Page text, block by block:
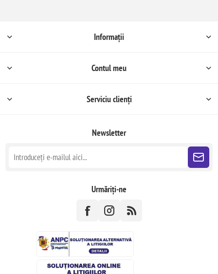
Informații
Contul meu
Serviciu clienți
Newsletter
Urmăriți-ne